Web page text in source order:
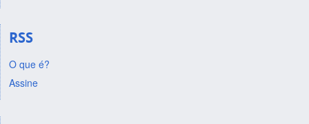
RSS
O que é?
Assine